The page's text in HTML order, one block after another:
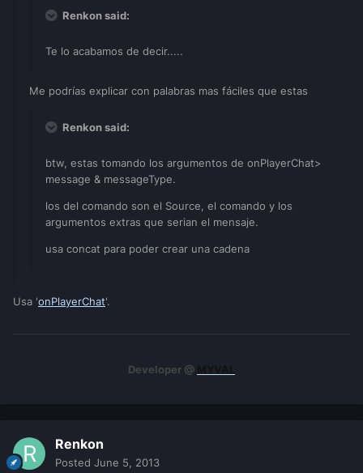
Renkon said:
Te lo acabamos de decir.....
Me podrías explicar con palabras mas fáciles que estas
Renkon said:
btw, estas tomando los argumentos de onPlayerChat>
message & messageType.
los del comando son el Source, el comando y los
argumentos extras que serian el mensaje.
usa concat para poder crear una cadena
Usa 'onPlayerChat'.
Developer @ MYVAL
Renkon
Posted June 5, 2013